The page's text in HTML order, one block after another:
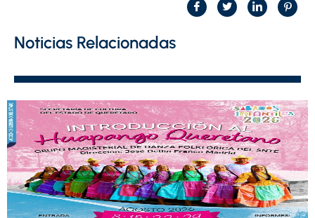
Noticias Relacionadas